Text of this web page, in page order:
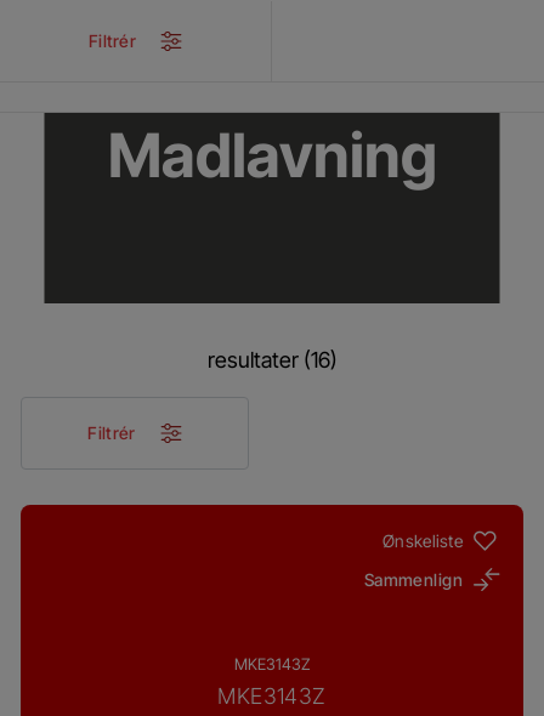
Produkter
Madlavning
resultater (16)
Filtrér
Ønskeliste
Sammenlign
MKE3143Z
MKE3143Z
Filtrér